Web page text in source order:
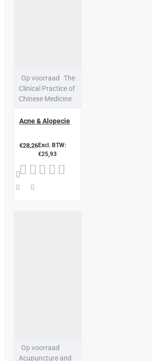
Op voorraad
The
Clinical Practice of
Chinese Medicine
Acne & Alopecie
€28,26Excl. BTW:
€25,93
Op voorraad
Acupuncture and